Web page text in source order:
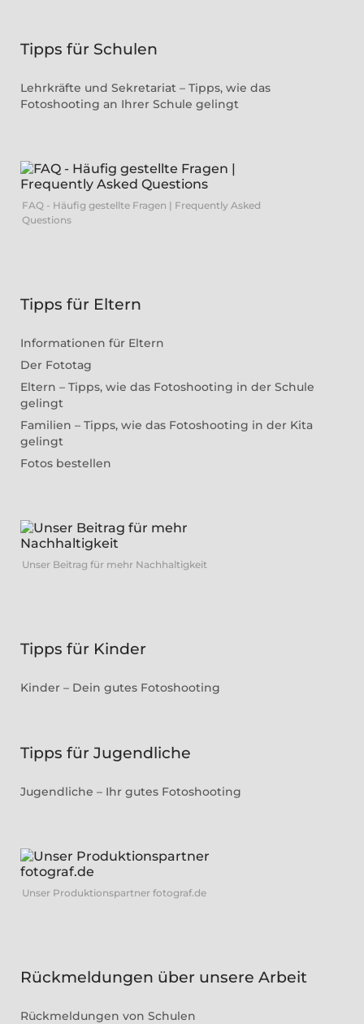
Tipps für Schulen
Lehrkräfte und Sekretariat – Tipps, wie das
Fotoshooting an Ihrer Schule gelingt
FAQ - Häufig gestellte Fragen | Frequently Asked
Questions
Tipps für Eltern
Informationen für Eltern
Der Fototag
Eltern – Tipps, wie das Fotoshooting in der Schule
gelingt
Familien – Tipps, wie das Fotoshooting in der Kita
gelingt
Fotos bestellen
Unser Beitrag für mehr Nachhaltigkeit
Tipps für Kinder
Kinder – Dein gutes Fotoshooting
Tipps für Jugendliche
Jugendliche – Ihr gutes Fotoshooting
Unser Produktionspartner fotograf.de
Rückmeldungen über unsere Arbeit
Rückmeldungen von Schulen